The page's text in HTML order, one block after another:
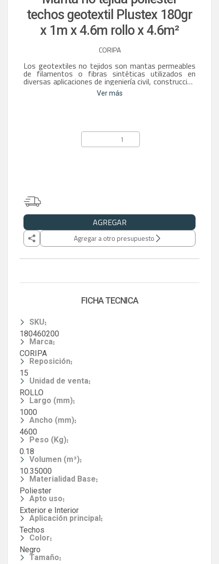
techos geotextil Plustex 180gr
x 1m x 4.6m rollo x 4.6m²
CORIPA
Los geotextiles no tejidos son mantas permeables
de filamentos o fibras sintéticas utilizados en
diversas aplicaciones de ingeniería civil, construcción
y paisajismo. Sus fibras sintéticas dispuestas de
manera aleatoria generan una estructura porosa,
hace fácil su instalación.
Ver más
AGREGAR
Agregar a otro presupuesto
FICHA TECNICA
SKU:
180460200
Marca:
CORIPA
Reposición:
15
Unidad de venta:
ROLLO
Largo (mm):
1000
Ancho (mm):
4600
Peso (Kg):
0.18
Volumen (m³):
10.35000
Materialidad Base:
Poliester
Apto uso:
Exterior e Interior
Aplicación principal:
Techos
Color:
Negro
Tamaño: